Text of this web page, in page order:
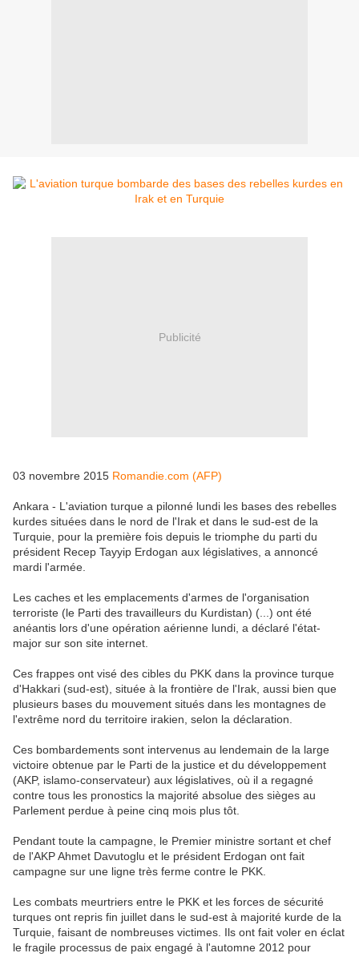
Publicité
03 novembre 2015 Romandie.com (AFP)
Ankara - L'aviation turque a pilonné lundi les bases des rebelles
kurdes situées dans le nord de l'Irak et dans le sud-est de la
Turquie, pour la première fois depuis le triomphe du parti du
président Recep Tayyip Erdogan aux législatives, a annoncé
mardi l'armée.
Les caches et les emplacements d'armes de l'organisation
terroriste (le Parti des travailleurs du Kurdistan) (...) ont été
anéantis lors d'une opération aérienne lundi, a déclaré l'état-
major sur son site internet.
Ces frappes ont visé des cibles du PKK dans la province turque
d'Hakkari (sud-est), située à la frontière de l'Irak, aussi bien que
plusieurs bases du mouvement situés dans les montagnes de
l'extrême nord du territoire irakien, selon la déclaration.
Ces bombardements sont intervenus au lendemain de la large
victoire obtenue par le Parti de la justice et du développement
(AKP, islamo-conservateur) aux législatives, où il a regagné
contre tous les pronostics la majorité absolue des sièges au
Parlement perdue à peine cinq mois plus tôt.
Pendant toute la campagne, le Premier ministre sortant et chef
de l'AKP Ahmet Davutoglu et le président Erdogan ont fait
campagne sur une ligne très ferme contre le PKK.
Les combats meurtriers entre le PKK et les forces de sécurité
turques ont repris fin juillet dans le sud-est à majorité kurde de la
Turquie, faisant de nombreuses victimes. Ils ont fait voler en éclat
le fragile processus de paix engagé à l'automne 2012 pour